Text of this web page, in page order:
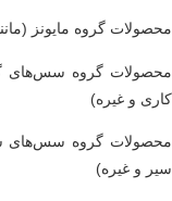
گروه مایونز
گروه سس‌های
و غیره)
گروه سس‌های
و غیره)